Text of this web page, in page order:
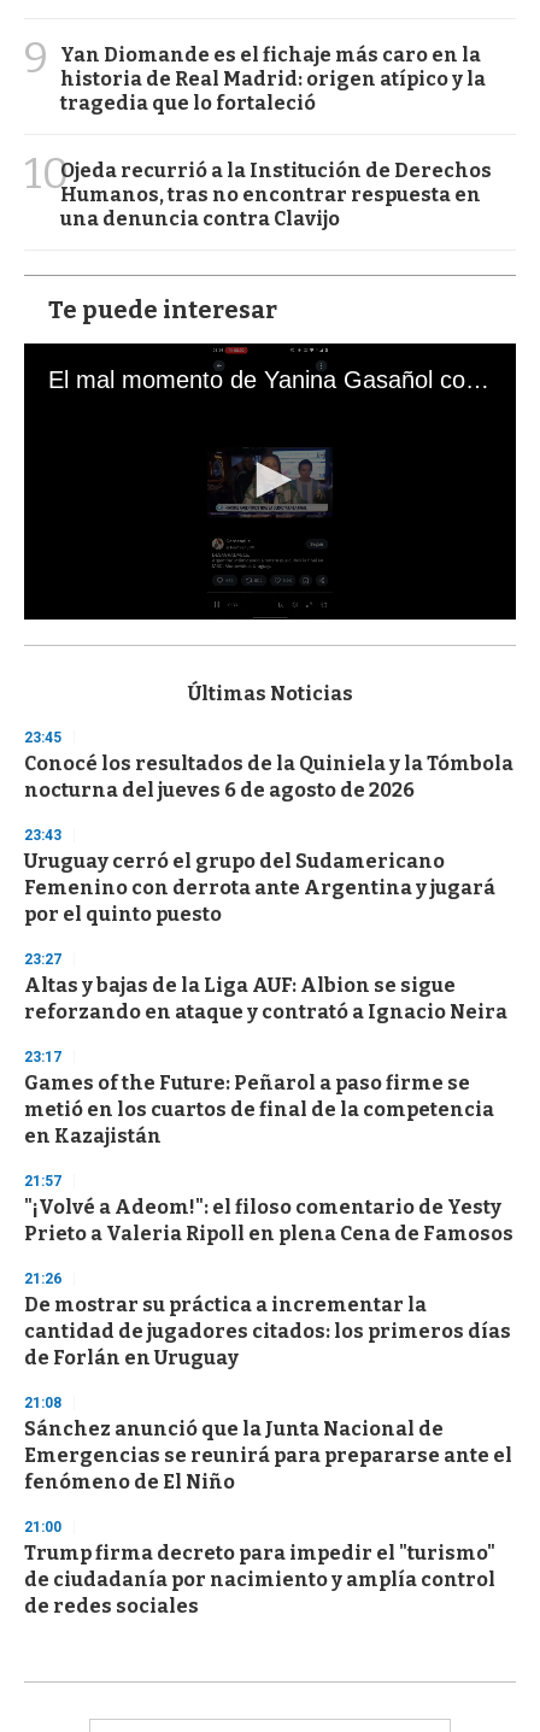
9
Yan Diomande es el fichaje más caro en la
historia de Real Madrid: origen atípico y la
tragedia que lo fortaleció
10Ojeda recurrió a la Institución de Derechos
Humanos, tras no encontrar respuesta en
una denuncia contra Clavijo
Te puede interesar
El mal momento de Yanina Gasañol con un hincha argentino en "Subrayado"
s
d
s
o
f
3
s
e
c
o
d
s
Últimas Noticias
23:45
Conocé los resultados de la Quiniela y la Tómbola
nocturna del jueves 6 de agosto de 2026
23:43
Uruguay cerró el grupo del Sudamericano
Femenino con derrota ante Argentina y jugará
por el quinto puesto
23:27
Altas y bajas de la Liga AUF: Albion se sigue
reforzando en ataque y contrató a Ignacio Neira
23:17
Games of the Future: Peñarol a paso firme se
metió en los cuartos de final de la competencia
en Kazajistán
21:57
"¡Volvé a Adeom!": el filoso comentario de Yesty
Prieto a Valeria Ripoll en plena Cena de Famosos
21:26
De mostrar su práctica a incrementar la
cantidad de jugadores citados: los primeros días
de Forlán en Uruguay
21:08
Sánchez anunció que la Junta Nacional de
Emergencias se reunirá para prepararse ante el
fenómeno de El Niño
21:00
Trump firma decreto para impedir el "turismo"
de ciudadanía por nacimiento y amplía control
de redes sociales